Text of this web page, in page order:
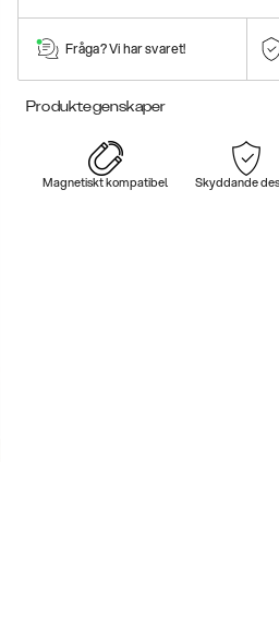
Fråga? Vi har svaret!
Produktegenskaper
Magnetiskt kompatibel Skyddande